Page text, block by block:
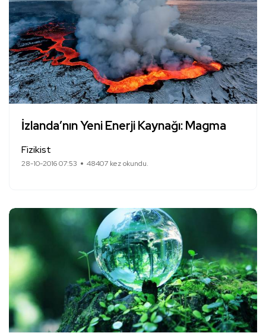
İzlanda’nın Yeni Enerji Kaynağı: Magma
Fizikist
28-10-2016 07:53 48407 kez okundu.